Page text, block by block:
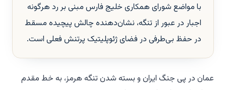
با مواضع شورای همکاری خلیج فارس مبنی بر رد هرگونه
اجبار در عبور از تنگه، نشان‌دهنده چالش پیچیده مسقط
در حفظ بی‌طرفی در فضای ژئوپلیتیک پرتنش فعلی است.
عمان در پی جنگ ایران و بسته شدن تنگه هرمز، به خط مقدم